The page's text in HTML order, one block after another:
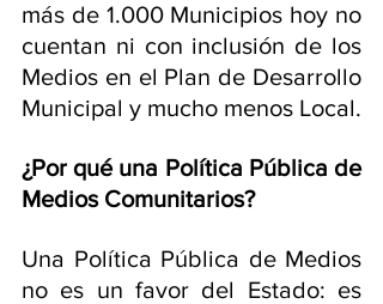
más de 1.000 Municipios hoy no
cuentan ni con inclusión de los
Medios en el Plan de Desarrollo
Municipal y mucho menos Local.
¿Por qué una Política Pública de
Medios Comunitarios?
Una Política Pública de Medios
no es un favor del Estado: es